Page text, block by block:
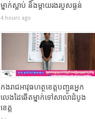
ម្នាក់ស្លាប់ និងម្តាយរងរបួសធ្ងន់
4 hours ago
កងរាជឣាវុធហត្ថខេត្តបញ្ជូនអ្នក
លេងដៃឆើតម្នាក់ទៅសាលាដំបូង
ខេត្ត